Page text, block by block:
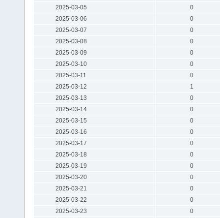
2025-03-05
0
2025-03-06
0
2025-03-07
0
2025-03-08
0
2025-03-09
0
2025-03-10
0
2025-03-11
0
2025-03-12
1
2025-03-13
0
2025-03-14
0
2025-03-15
0
2025-03-16
0
2025-03-17
0
2025-03-18
0
2025-03-19
0
2025-03-20
0
2025-03-21
0
2025-03-22
0
2025-03-23
0